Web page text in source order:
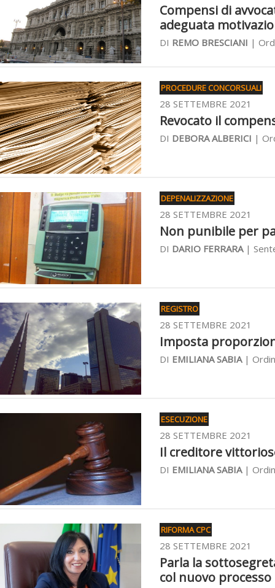
Compensi di
adeguata
DI REMO BRESCIANI |
PROCEDURE CONCORSUALI
28 SETTEMBRE 2021
Revocato il
DI DEBORA ALBERICI |
DEPENALIZZAZIONE
28 SETTEMBRE 2021
Non punibile per
DI DARIO FERRARA|
REGISTRO
28 SETTEMBRE 2021
Imposta
DI EMILIANA SABIA|
ESECUZIONE
28 SETTEMBRE 2021
Il creditore
DI EMILIANA SABIA|
RIFORMA CPC
28 SETTEMBRE 2021
Parla la
col nuovo processo